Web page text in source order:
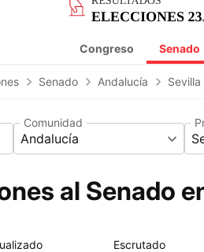
Congreso Senado
Senado Andalucía Sevilla
Andalucía
Comunidad
al Senado
Escrutado